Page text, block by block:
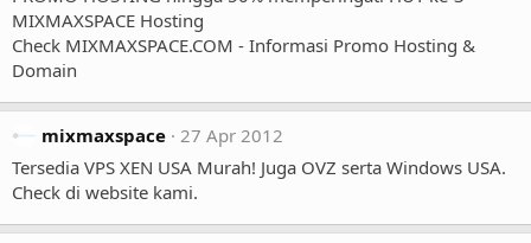
MIXMAXSPACE Hosting
Check MIXMAXSPACE.COM - Informasi Promo Hosting &
Domain
mixmaxspace
27 Apr 2012
Tersedia VPS XEN USA Murah! Juga OVZ serta Windows USA.
Check di website kami.